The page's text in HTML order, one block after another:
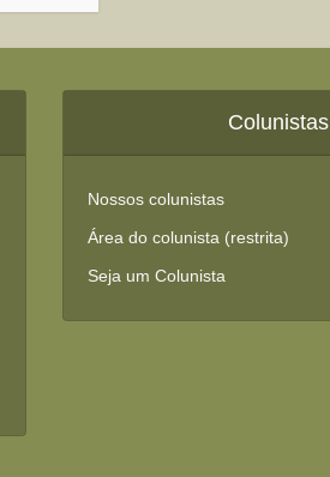
Colunistas
Nossos colunistas
Área do colunista (restrita)
Seja um Colunista